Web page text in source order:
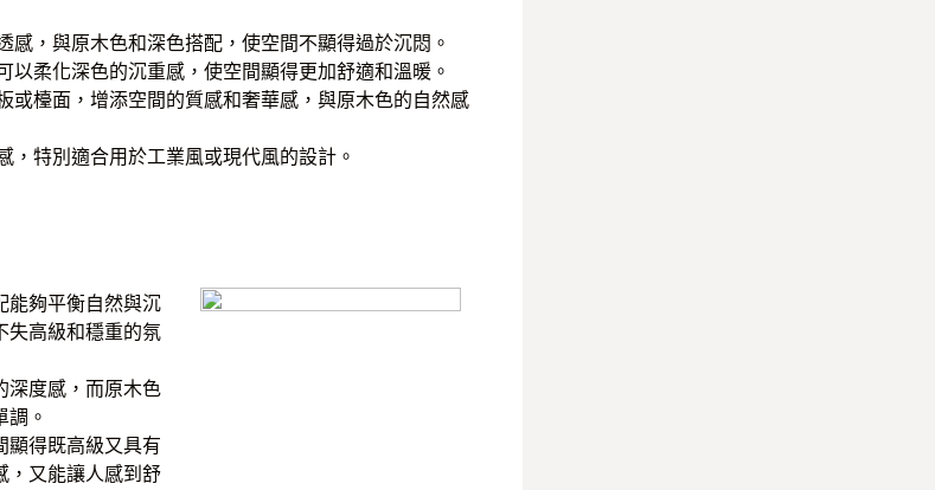
感，與原木色和深色搭配，使空間不顯得過於沉悶。
以柔化深色的沉重感，使空間顯得更加舒適和溫暖。
或檯面，增添空間的質感和奢華感，與原木色的自然感
，特別適合用於工業風或現代風的設計。
能夠平衡自然與沉
失高級和穩重的氛
深度感，而原木色
調。
顯得既高級又具有
，又能讓人感到舒